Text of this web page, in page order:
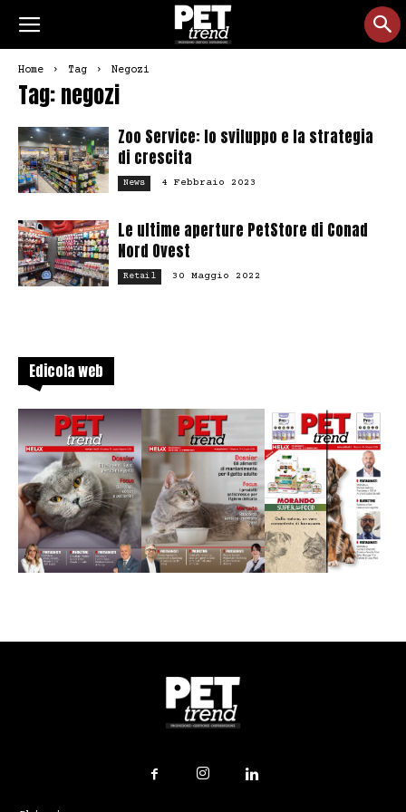
Home Tag Negozi
Tag: negozi
Zoo Service: lo sviluppo e la strategia
di crescita
News 4 Febbraio 2023
Le ultime aperture PetStore di Conad
Nord Ovest
Retail 30 Maggio 2022
Edicola web